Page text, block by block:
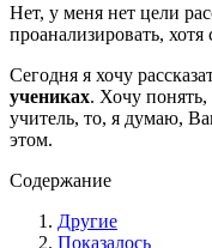
Нет, у меня нет цели
проанализировать, хотя
Сегодня я хочу
учениках. Хочу
учитель, то, я думаю,
этом.
Содержание
Другие
Показалось